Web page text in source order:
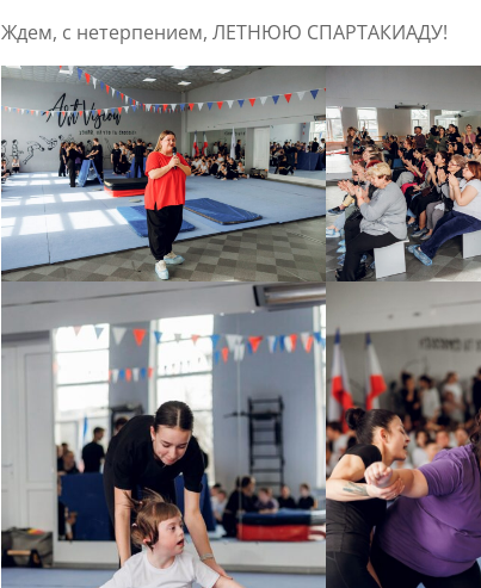
Ждем, с нетерпением, ЛЕТНЮЮ СПАРТАКИАДУ!